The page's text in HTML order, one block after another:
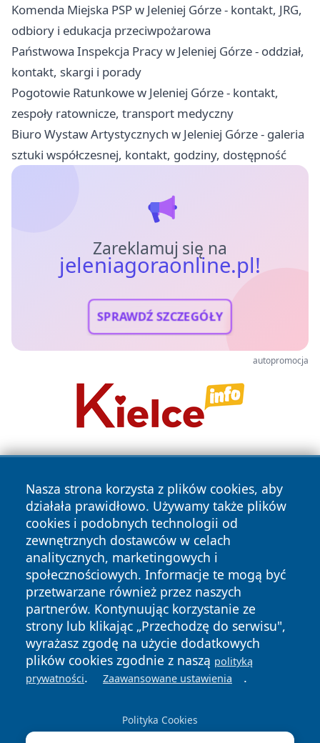
Komenda Miejska PSP w Jeleniej Górze - kontakt, JRG,
odbiory i edukacja przeciwpożarowa
Państwowa Inspekcja Pracy w Jeleniej Górze - oddział,
kontakt, skargi i porady
Pogotowie Ratunkowe w Jeleniej Górze - kontakt,
zespoły ratownicze, transport medyczny
Biuro Wystaw Artystycznych w Jeleniej Górze - galeria
sztuki współczesnej, kontakt, godziny, dostępność
Zareklamuj się na
jeleniagoraonline.pl!
SPRAWDŹ SZCZEGÓŁY
autopromocja
Nasza strona korzysta z plików cookies, aby
działała prawidłowo. Używamy także plików
cookies i podobnych technologii od
zewnętrznych dostawców w celach
analitycznych, marketingowych i
społecznościowych. Informacje te mogą być
przetwarzane również przez naszych
partnerów. Kontynuując korzystanie ze
strony lub klikając „Przechodzę do serwisu",
wyrażasz zgodę na użycie dodatkowych
plików cookies zgodnie z naszą polityką
prywatności. Zaawansowane ustawienia .
Polityka Cookies
Copyright © 2026 jeleniagoraonline.pl Wszystkie prawa
zastrzeżone.
News Autorzy
Polityka
Prywatności
Polityka
Cookies